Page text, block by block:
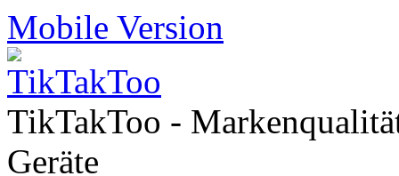
Mobile Version
TikTakToo -
Geräte